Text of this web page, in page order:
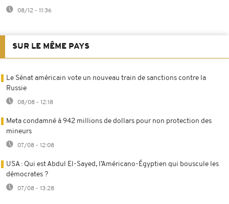
08/12 - 11:36
SUR LE MÊME PAYS
Le Sénat américain vote un nouveau train de sanctions contre la
Russie
08/08 - 12:18
Meta condamné à 942 millions de dollars pour non protection des
mineurs
07/08 - 12:08
USA : Qui est Abdul El-Sayed, l’Américano-Égyptien qui bouscule les
démocrates ?
07/08 - 13:28